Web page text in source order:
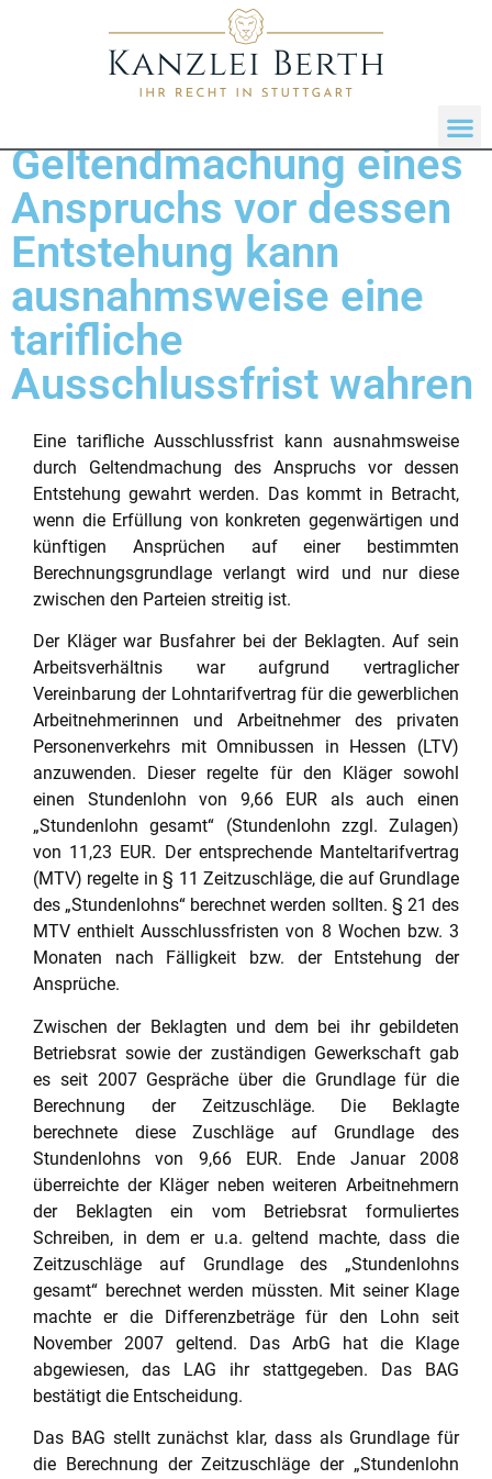
Geltendmachung eines
Anspruchs vor dessen
Entstehung kann
ausnahmsweise eine
tarifliche
Ausschlussfrist wahren
Eine tarifliche Ausschlussfrist kann ausnahmsweise
durch Geltendmachung des Anspruchs vor dessen
Entstehung gewahrt werden. Das kommt in Betracht,
wenn die Erfüllung von konkreten gegenwärtigen und
künftigen Ansprüchen auf einer bestimmten
Berechnungsgrundlage verlangt wird und nur diese
zwischen den Parteien streitig ist.
Der Kläger war Busfahrer bei der Beklagten. Auf sein
Arbeitsverhältnis war aufgrund vertraglicher
Vereinbarung der Lohntarifvertrag für die gewerblichen
Arbeitnehmerinnen und Arbeitnehmer des privaten
Personenverkehrs mit Omnibussen in Hessen (LTV)
anzuwenden. Dieser regelte für den Kläger sowohl
einen Stundenlohn von 9,66 EUR als auch einen
„Stundenlohn gesamt“ (Stundenlohn zzgl. Zulagen)
von 11,23 EUR. Der entsprechende Manteltarifvertrag
(MTV) regelte in § 11 Zeitzuschläge, die auf Grundlage
des „Stundenlohns“ berechnet werden sollten. § 21 des
MTV enthielt Ausschlussfristen von 8 Wochen bzw. 3
Monaten nach Fälligkeit bzw. der Entstehung der
Ansprüche.
Zwischen der Beklagten und dem bei ihr gebildeten
Betriebsrat sowie der zuständigen Gewerkschaft gab
es seit 2007 Gespräche über die Grundlage für die
Berechnung der Zeitzuschläge. Die Beklagte
berechnete diese Zuschläge auf Grundlage des
Stundenlohns von 9,66 EUR. Ende Januar 2008
überreichte der Kläger neben weiteren Arbeitnehmern
der Beklagten ein vom Betriebsrat formuliertes
Schreiben, in dem er u.a. geltend machte, dass die
Zeitzuschläge auf Grundlage des „Stundenlohns
gesamt“ berechnet werden müssten. Mit seiner Klage
machte er die Differenzbeträge für den Lohn seit
November 2007 geltend. Das ArbG hat die Klage
abgewiesen, das LAG ihr stattgegeben. Das BAG
bestätigt die Entscheidung.
Das BAG stellt zunächst klar, dass als Grundlage für
die Berechnung der Zeitzuschläge der „Stundenlohn